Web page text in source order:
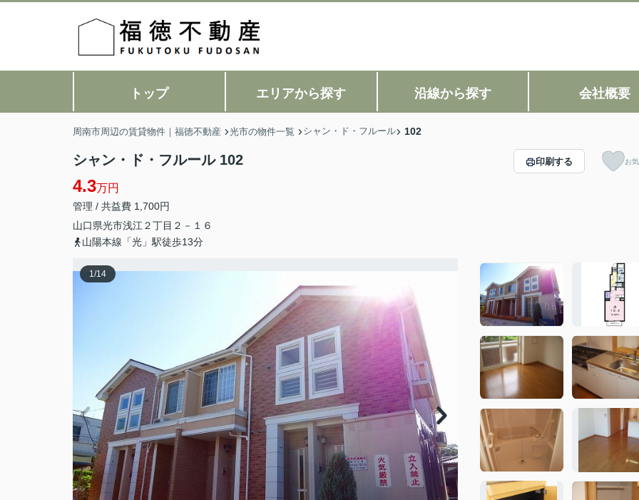
トップ エリアから探す 沿線から探す 会社概要
周南市周辺の賃貸物件｜福徳不動産 光市の物件一覧 シャン・ド・フルール 102
シャン・ド・フルール 102
4.3万円
管理 / 共益費 1,700円
山口県光市浅江 ２丁目２－１６
山陽本線「光」駅徒歩13分
印刷する お
1/14